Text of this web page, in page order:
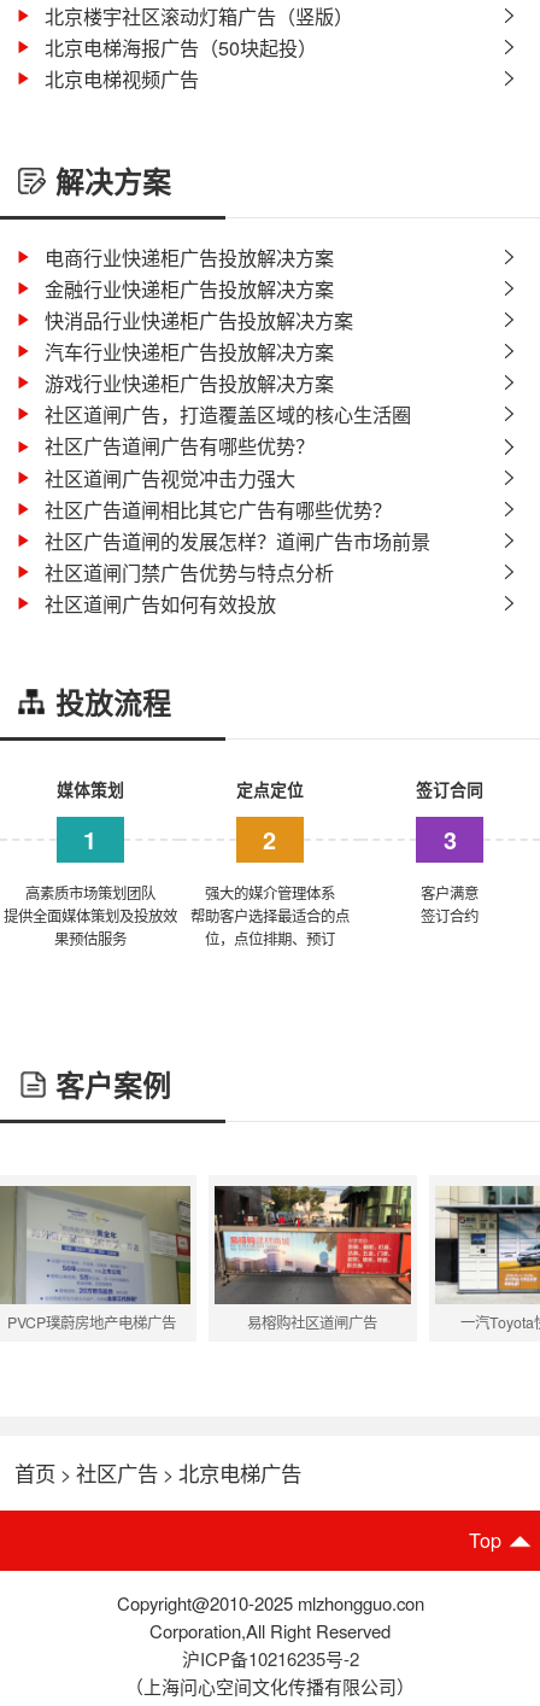
北京楼宇社区滚动灯箱广告（竖版）
北京电梯海报广告（50块起投）
北京电梯视频广告
解决方案
电商行业快递柜广告投放解决方案
金融行业快递柜广告投放解决方案
快消品行业快递柜广告投放解决方案
汽车行业快递柜广告投放解决方案
游戏行业快递柜广告投放解决方案
社区道闸广告，打造覆盖区域的核心生活圈
社区广告道闸广告有哪些优势？
社区道闸广告视觉冲击力强大
社区广告道闸相比其它广告有哪些优势？
社区广告道闸的发展怎样？道闸广告市场前景
社区道闸门禁广告优势与特点分析
社区道闸广告如何有效投放
投放流程
媒体策划
1
高素质市场策划团队
提供全面媒体策划及投放效
果预估服务
定点定位
2
强大的媒介管理体系
帮助客户选择最适合的点
位，点位排期、预订
签订合同
3
客户满意
签订合约
客户案例
PVCP璞蔚房地产电梯广告 易榕购社区道闸广告 一汽Toyota
首页 >社区广告 >北京电梯广告
Top
Copyright@2010-2025 mlzhongguo.con
Corporation,All Right Reserved
沪ICP备10216235号-2
（上海问心空间文化传播有限公司）